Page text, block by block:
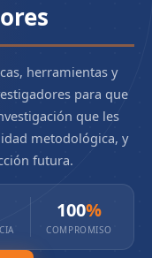
herramientas y
para que
que les
metodológica, y
futura.
100%
COMPROMISO